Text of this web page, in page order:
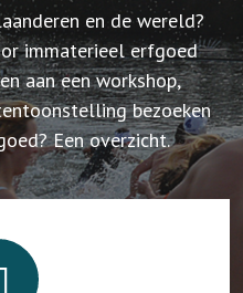
en de wereld?
immaterieel erfgoed
aan een workshop,
bezoeken
Een overzicht.